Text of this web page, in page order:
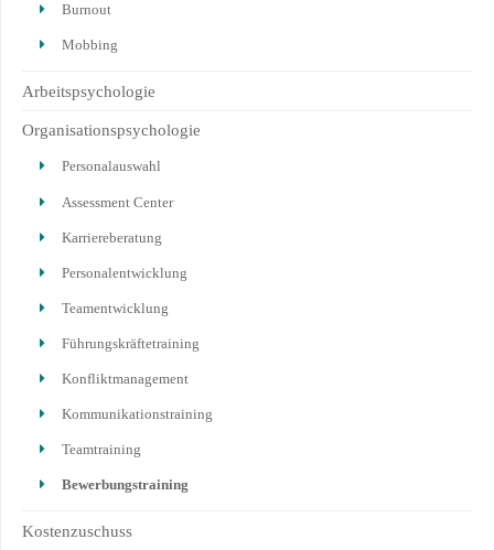
Burnout
Mobbing
Arbeitspsychologie
Organisationspsychologie
Personalauswahl
Assessment Center
Karriereberatung
Personalentwicklung
Teamentwicklung
Führungskräftetraining
Konfliktmanagement
Kommunikationstraining
Teamtraining
Bewerbungstraining
Kostenzuschuss